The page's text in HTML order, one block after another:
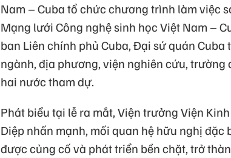
Nam – Cuba tổ chức chương trình làm việc
Mạng lưới Công nghệ sinh học Việt Nam –
ban Liên chính phủ Cuba, Đại sứ quán
ngành, địa phương, viện nghiên cứu,
hai nước tham dự.
Phát biểu tại lễ ra mắt, Viện trưởng Viện
Diệp nhấn mạnh, mối quan hệ hữu nghị đặc
được củng cố và phát triển bền chặt, trở